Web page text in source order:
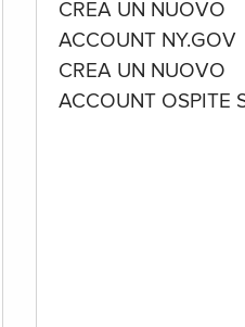
CREA UN NUOVO
ACCOUNT NY.GOV
CREA UN NUOVO
ACCOUNT OSPITE